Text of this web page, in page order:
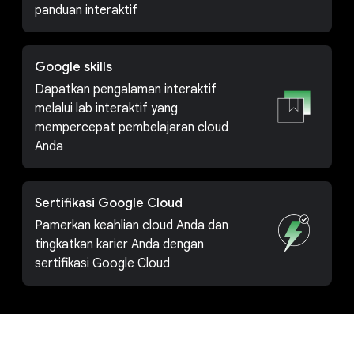
panduan interaktif
Google skills
Dapatkan pengalaman interaktif
melalui lab interaktif yang
mempercepat pembelajaran cloud
Anda
Sertifikasi Google Cloud
Pamerkan keahlian cloud Anda dan
tingkatkan karier Anda dengan
sertifikasi Google Cloud